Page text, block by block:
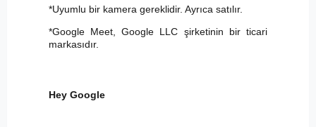
*Uyumlu bir kamera gereklidir. Ayrıca satılır.
*Google Meet, Google LLC şirketinin bir ticari
markasıdır.
Hey Google